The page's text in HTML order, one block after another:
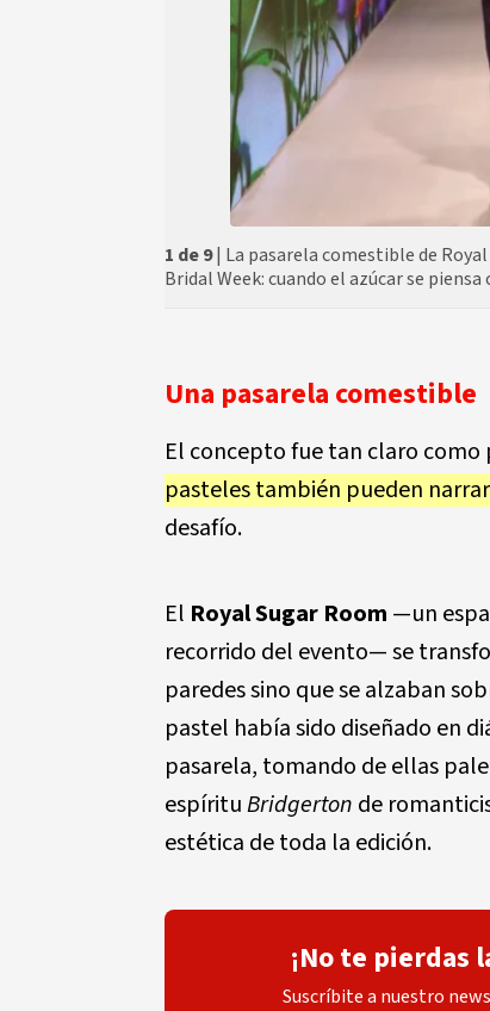
1 de 9| La pasarela comestible de
Bridal Week: cuando el azúcar se
Una pasarela comestible
El concepto fue tan claro como
pasteles también pueden
desafío.
El Royal Sugar Room —un
recorrido del evento— se
paredes sino que se alzaban
pastel había sido diseñado en
pasarela, tomando de ellas
espírituBridgerton de
estética de toda la edición.
¡No te pierdas
Suscríbite a nuestro